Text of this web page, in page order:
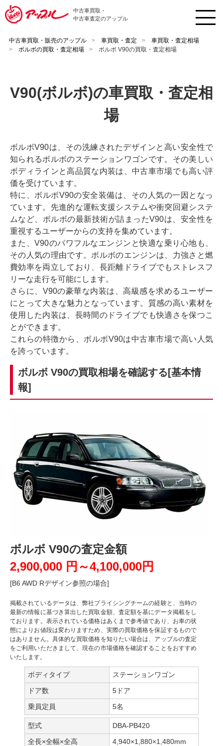
中古車買取・
中古車査定のアップル
中古車買取・販売のアップル 車買取・査定
車買取・査定相場
ボルボの買取・査定相場
ボルボ V90の買取・査定相場
V90(ボルボ)の車買取・査定相
場
ボルボV90は、その洗練されたデザインと高い安全性で
知られるボルボのステーションワゴンです。その美しい
ボディラインと高品質な内装は、中古車市場でも高い評
価を受けています。
特に、ボルボV90の安全装備は、その人気の一因となっ
ています。先進的な運転支援システムや衝突回避システ
ムなど、ボルボの最新技術が詰まったV90は、安全性を
重視するユーザーからの支持を集めています。
また、V90のパワフルなエンジンと快適な乗り心地も、
その人気の理由です。ボルボのエンジンは、力強さと燃
費効率を両立しており、長距離ドライブでもストレスフ
リーな走行を可能にします。
さらに、V90の豪華な内装は、高級感を求めるユーザー
にとって大きな魅力となっています。質感の高い素材を
使用した内装は、長時間のドライブでも快適さを保つこ
とができます。
これらの特徴から、ボルボV90は中古車市場で高い人気
を誇っています。
ボルボ V90の買取相場を確認する[基本情
報]
ボルボ V90の査定金額
2,900,000 円～4,100,000円
[B6 AWD Rデザイン参照の場合]
掲載されているデータは、弊社プライシングチームの経験と、当時の
最新の情報に基づき算出した買取金額、査定額を基にデータ掲載をし
ております。表示されている価格はあくまで参考値であり、お車の状
態によりお値段は変わりますため、実際の買取価格を保証するもので
はありません。具体的な買取価格を知りたい場合は、アップルの査定
をご利用いただきまして、現在の市場価格を確認することをおすすめ
いたします。
ボディタイプ
ステーションワゴン
ドア数
5ドア
乗員定員
5名
型式
DBA-PB420
全長×全幅×全高
4,940×1,880×1,480mm